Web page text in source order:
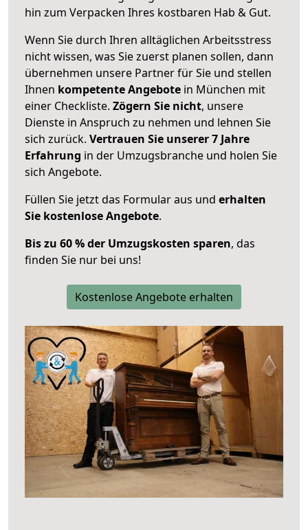
hin zum Verpacken Ihres kostbaren Hab & Gut.
Wenn Sie durch Ihren alltäglichen Arbeitsstress
nicht wissen, was Sie zuerst planen sollen, dann
übernehmen unsere Partner für Sie und stellen
Ihnen kompetente Angebote in München mit
einer Checkliste. Zögern Sie nicht, unsere
Dienste in Anspruch zu nehmen und lehnen Sie
sich zurück. Vertrauen Sie unserer 7 Jahre
Erfahrung in der Umzugsbranche und holen Sie
sich Angebote.
Füllen Sie jetzt das Formular aus und erhalten
Sie kostenlose Angebote.
Bis zu 60 % der Umzugskosten sparen, das
finden Sie nur bei uns!
Kostenlose Angebote erhalten